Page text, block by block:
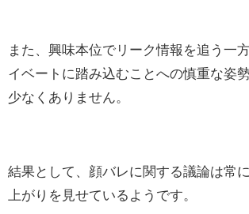
また、興味本位でリーク情報を追う一
イベートに踏み込むことへの慎重な姿
少なくありません。
結果として、顔バレに関する議論は常
上がりを見せているようです。